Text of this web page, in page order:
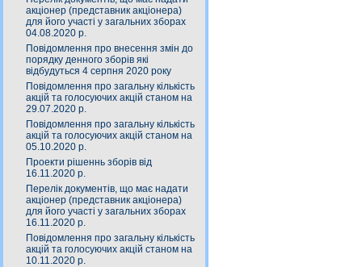
акціонер (представник акціонера)
для його участі у загальних зборах
04.08.2020 р.
Повідомлення про внесення змін до
порядку денного зборів які
відбудуться 4 серпня 2020 року
Повідомлення про загальну кількість
акцій та голосуючих акцій станом на
29.07.2020 р.
Повідомлення про загальну кількість
акцій та голосуючих акцій станом на
05.10.2020 р.
Проекти рішеннь зборів від
16.11.2020 р.
Перелік документів, що має надати
акціонер (представник акціонера)
для його участі у загальних зборах
16.11.2020 р.
Повідомлення про загальну кількість
акцій та голосуючих акцій станом на
10.11.2020 р.